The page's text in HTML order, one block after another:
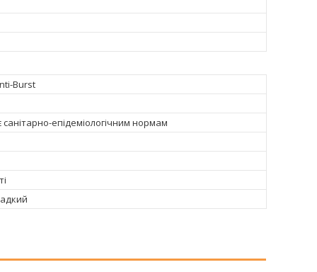
Burst
санітарно-епідеміологічним нормам